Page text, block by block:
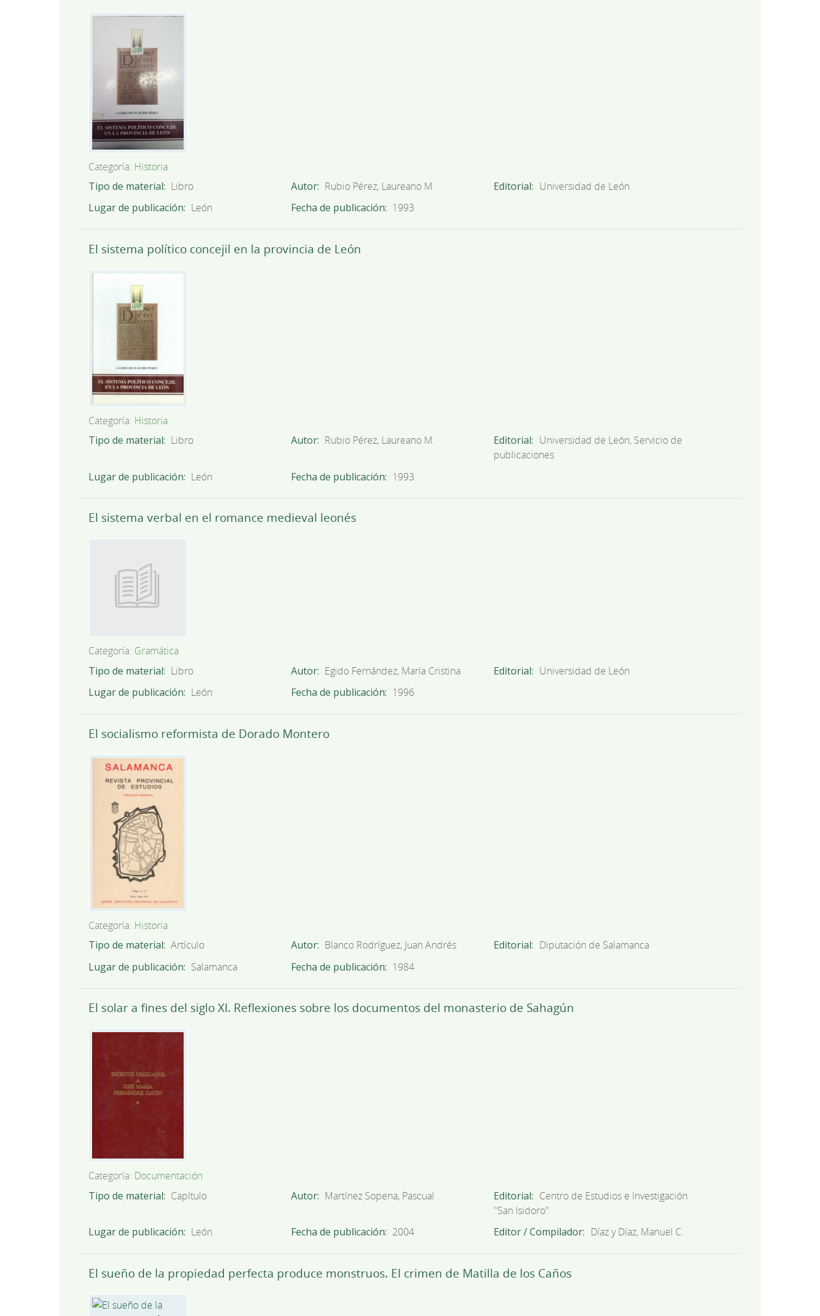
Categoría: Historia
Tipo de material
Libro Autor Rubio Pérez, Laureano M. Editorial
Universidad de León
Lugar de publicación
León Fecha de publicación 1993
El sistema político concejil en la provincia de León
Categoría: Historia
Tipo de material
Libro Autor Rubio Pérez, Laureano M. Editorial
Universidad de León, Servicio de
publicaciones
Lugar de publicación
León Fecha de publicación 1993
El sistema verbal en el romance medieval leonés
Categoría: Gramática
Tipo de material
Libro Autor Egido Fernández, María Cristina Editorial
Universidad de León
Lugar de publicación
León Fecha de publicación 1996
El socialismo reformista de Dorado Montero
Categoría: Historia
Tipo de material Artículo Autor Blanco Rodríguez, Juan Andrés Editorial
Diputación de Salamanca
Lugar de publicación
Salamanca Fecha de publicación 1984
El solar a fines del siglo XI. Reflexiones sobre los documentos del monasterio de Sahagún
Categoría: Documentación
Tipo de material
Capítulo Autor Martínez Sopena, Pascual Editorial
Centro de Estudios e Investigación
"San Isidoro"
Lugar de publicación
León Fecha de publicación 2004 Editor / Compilador Díaz y Díaz, Manuel C.
El sueño de la propiedad perfecta produce monstruos. El crimen de Matilla de los Caños